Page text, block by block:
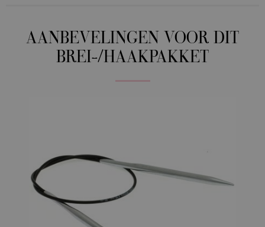
AANBEVELINGEN VOOR DIT
BREI-/HAAKPAKKET